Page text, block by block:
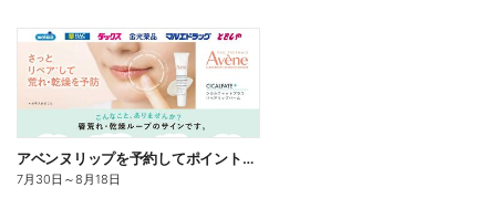
アベンヌリップを予約してポイントゲット!
7月30日 ～8月18日